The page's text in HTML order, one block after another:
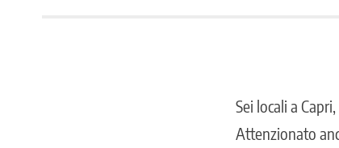
Sei locali a
Attenzionato